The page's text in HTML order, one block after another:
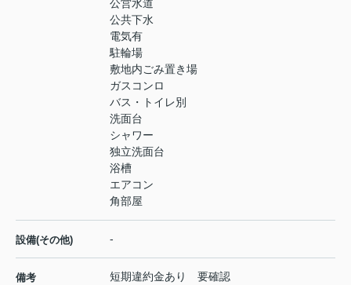
公営水道
公共下水
電気有
駐輪場
敷地内ごみ置き場
ガスコンロ
バス・トイレ別
洗面台
シャワー
独立洗面台
浴槽
エアコン
角部屋
設備(その他) -
備考
短期違約金あり 要確認